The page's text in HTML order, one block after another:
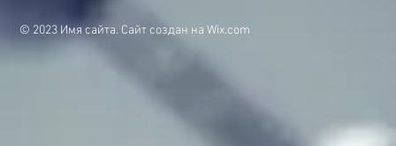
© 2023 Имя сайта. Сайт создан на Wix.com